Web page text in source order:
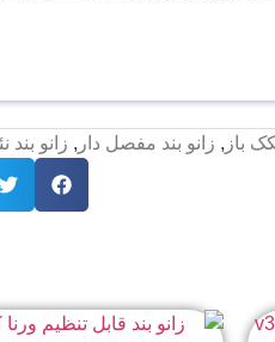
باز , زانو بند مفصل دار , زانو بند